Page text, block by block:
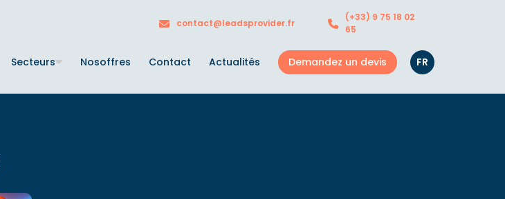
contact@leadsprovider.fr
(+33) 9 75 18 02
65
Secteurs Nosoffres Contact Actualités Demandez un devis FR